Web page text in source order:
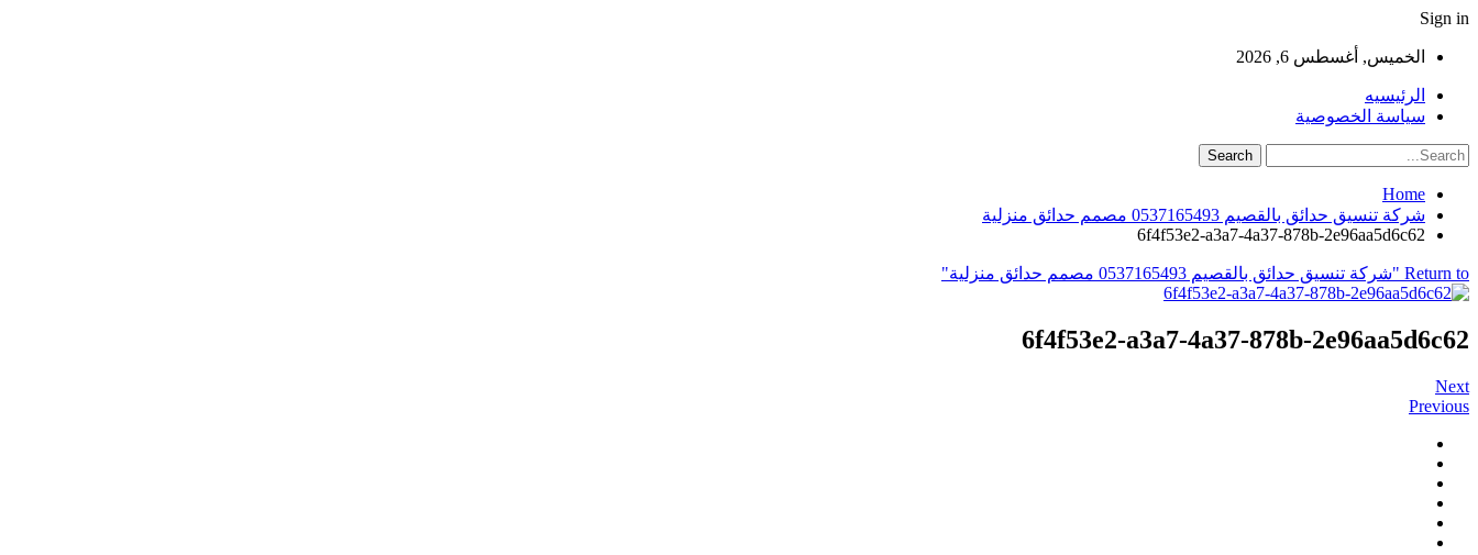
Sign in
الخميس, أغسطس 6, 2026
الرئيسيه
سياسة الخصوصية
Home
شركة تنسيق حدائق بالقصيم 0537165493 مصمم حدائق منزلية
6f4f53e2-a3a7-4a37-878b-2e96aa5d6c62
Return to "شركة تنسيق حدائق بالقصيم 0537165493 مصمم حدائق منزلية"
6f4f53e2-a3a7-4a37-878b-2e96aa5d6c62
Next
Previous